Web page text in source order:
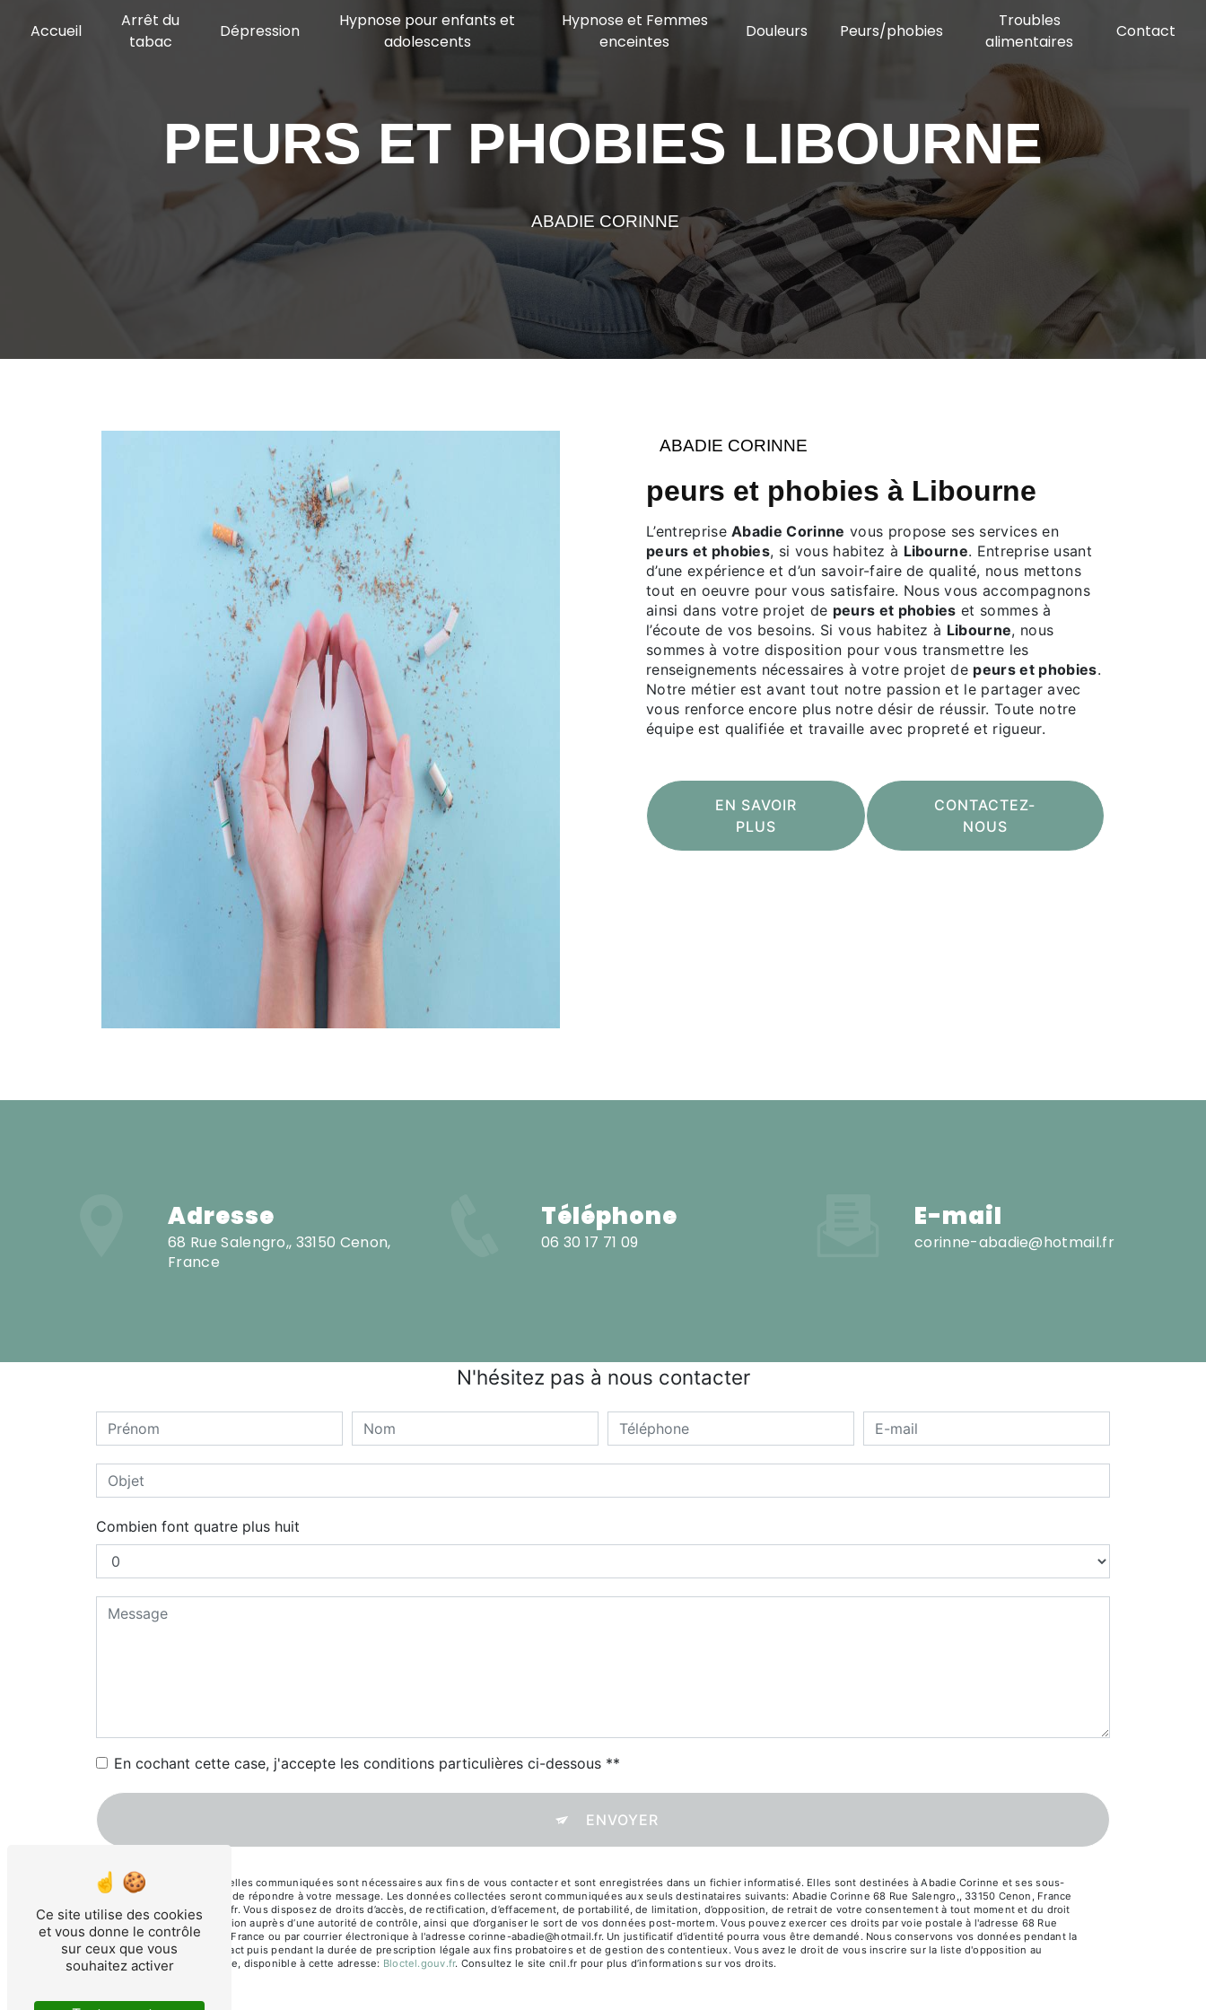
Accueil
Arrêt du
tabac
Dépression
Hypnose pour enfants et
adolescents
Hypnose et Femmes
enceintes
Douleurs Peurs/phobies
Troubles
alimentaires
Contact
PEURS ET PHOBIES LIBOURNE
ABADIE CORINNE
ABADIE CORINNE
peurs et phobies à Libourne
L’entrepriseAbadie Corinne vous propose ses services en
peurs et phobies, si vous habitez à Libourne. Entreprise usant
d’une expérience et d’un savoir-faire de qualité, nous mettons
tout en oeuvre pour vous satisfaire. Nous vous accompagnons
ainsi dans votre projet de peurs et phobies et sommes à
l’écoute de vos besoins. Si vous habitez à Libourne, nous
sommes à votre disposition pour vous transmettre les
renseignements nécessaires à votre projet de peurs et phobies.
Notre métier est avant tout notre passion et le partager avec
vous renforce encore plus notre désir de réussir. Toute notre
équipe est qualifiée et travaille avec propreté et rigueur.
EN SAVOIR
PLUS
CONTACTEZ-
NOUS
Adresse
68 Rue Salengro,, 33150 Cenon,
France
Téléphone
06 30 17 71 09
E-mail
corinne-abadie@hotmail.fr
N'hésitez pas à nous contacter
Combien font quatre plus huit
En cochant cette case, j'accepte les conditions particulières ci-dessous **
ENVOYER
** Les données personnelles communiquées sont nécessaires aux fins de vous contacter et sont enregistrées dans un fichier informatisé. Elles sont destinées à Abadie Corinne et ses sous-
traitants dans le seul but de répondre à votre message. Les données collectées seront communiquées aux seuls destinataires suivants: Abadie Corinne 68 Rue Salengro,, 33150 Cenon, France
corinne-abadie@hotmail.fr. Vous disposez de droits d’accès, de rectification, d’effacement, de portabilité, de limitation, d’opposition, de retrait de votre consentement à tout moment et du droit
d’introduire une réclamation auprès d’une autorité de contrôle, ainsi que d’organiser le sort de vos données post-mortem. Vous pouvez exercer ces droits par voie postale à l'adresse 68 Rue
Salengro,, 33150 Cenon, France ou par courrier électronique à l'adresse corinne-abadie@hotmail.fr. Un justificatif d'identité pourra vous être demandé. Nous conservons vos données pendant la
période de prise de contact puis pendant la durée de prescription légale aux fins probatoires et de gestion des contentieux. Vous avez le droit de vous inscrire sur la liste d'opposition au
démarchage téléphonique, disponible à cette adresse: Bloctel.gouv.fr. Consultez le site cnil.fr pour plus d’informations sur vos droits.
Panneau de gestion des cookies
Ce site utilise des cookies
et vous donne le contrôle
sur ceux que vous
souhaitez activer